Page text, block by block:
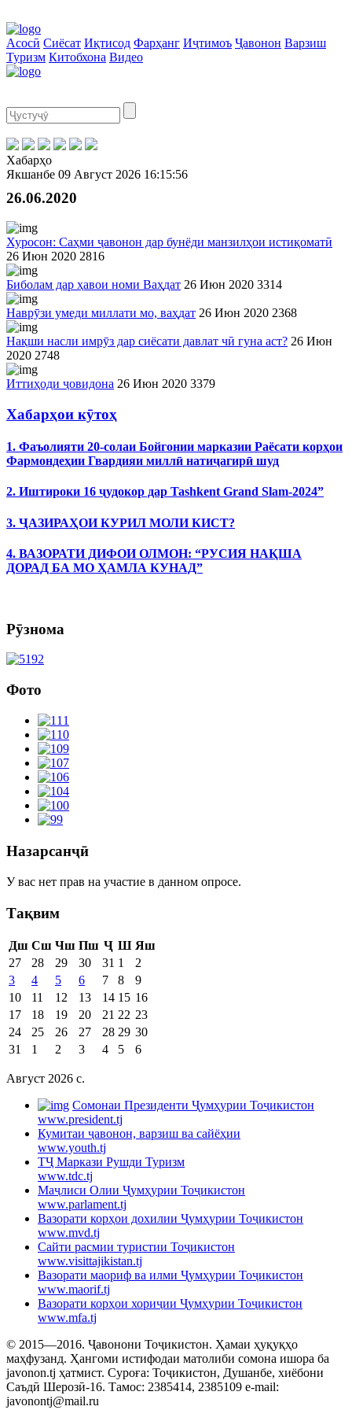
Асосӣ Сиёсат Иқтисод Фарҳанг Иҷтимоъ Ҷавонон Варзиш
Туризм Китобхона Видео
Хабарҳо
Якшанбе 09 Август 2026 16:15:56
26.06.2020
Хуросон: Саҳми ҷавонон дар бунёди манзилҳои истиқоматӣ
26 Июн 2020 2816
Биболам дар ҳавои номи Ваҳдат 26 Июн 2020 3314
Наврӯзи умеди миллати мо, ваҳдат 26 Июн 2020 2368
Нақши насли имрӯз дар сиёсати давлат чӣ гуна аст? 26 Июн
2020 2748
Иттиҳоди ҷовидона 26 Июн 2020 3379
Хабарҳои кӯтоҳ
1. Фаъолияти 20-солаи Бойгонии марказии Раёсати корҳои
Фармондеҳии Гвардияи миллӣ натиҷагирӣ шуд
2. Иштироки 16 ҷудокор дар Tashkent Grand Slam-2024”
3. ҶАЗИРАҲОИ КУРИЛ МОЛИ КИСТ?
4. ВАЗОРАТИ ДИФОИ ОЛМОН: “РУСИЯ НАҚША
ДОРАД БА МО ҲАМЛА КУНАД”
Рӯзнома
Фото
Назарсанҷӣ
У вас нет прав на участие в данном опросе.
Тақвим
Дш Сш Чш Пш Ҷ Ш Яш
27
28 29 30 31 1
2
3
4 5 6 7 8
9
10
11 12 13 14 15 16
17
18 19 20 21 22 23
24
25 26 27 28 29 30
31
1 2 3 4 5 6
Август 2026 c.
Cомонаи Президенти Ҷумҳурии Тоҷикистон
www.president.tj
Кумитаи ҷавонон, варзиш ва сайёҳии
www.youth.tj
ТҶ Маркази Рушди Туризм
www.tdc.tj
Маҷлиси Олии Ҷумҳурии Тоҷикистон
www.parlament.tj
Вазорати корҳои дохилии Ҷумҳурии Тоҷикистон
www.mvd.tj
Сайти расмии туристии Тоҷикистон
www.visittajikistan.tj
Вазорати маориф ва илми Ҷумҳурии Тоҷикистон
www.maorif.tj
Вазорати корҳои хориҷии Ҷумҳурии Тоҷикистон
www.mfa.tj
© 2015—2016. Ҷавонони Тоҷикистон. Ҳамаи ҳуқуқҳо
маҳфузанд. Ҳангоми истифодаи матолиби сомона ишора ба
javonon.tj ҳатмист. Суроға: Тоҷикистон, Душанбе, хиёбони
Саъдӣ Шерозӣ-16. Тамос: 2385414, 2385109 e-mail:
javonontj@mail.ru